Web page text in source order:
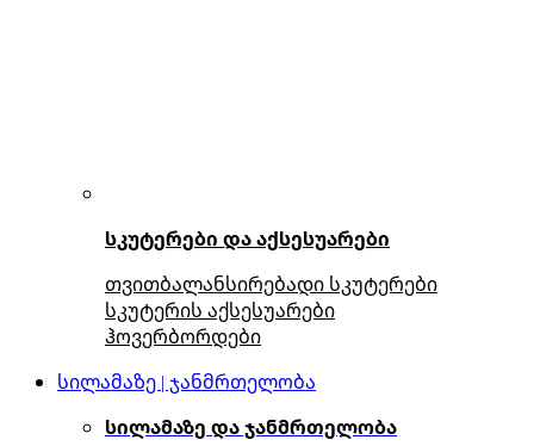
სკუტერები და აქსესუარები
თვითბალანსირებადი სკუტერები
სკუტერის აქსესუარები
ჰოვერბორდები
სილამაზე | ჯანმრთელობა
სილამაზე და ჯანმრთელობა